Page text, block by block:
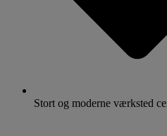
Stort og moderne værksted